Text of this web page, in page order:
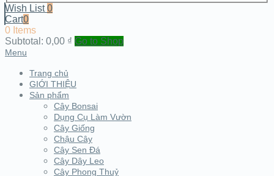
Wish List0
Cart0
0 Items
Subtotal: 0,00 ₫ Go to Shop
Menu
Trang chủ
GIỚI THIỆU
Sản phẩm
Cây Bonsai
Dụng Cụ Làm Vườn
Cây Giống
Chậu Cây
Cây Sen Đá
Cây Dây Leo
Cây Phong Thuỷ